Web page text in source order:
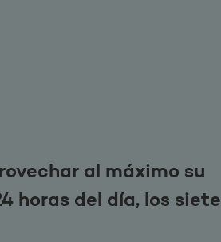
al máximo su
horas del día, los siete